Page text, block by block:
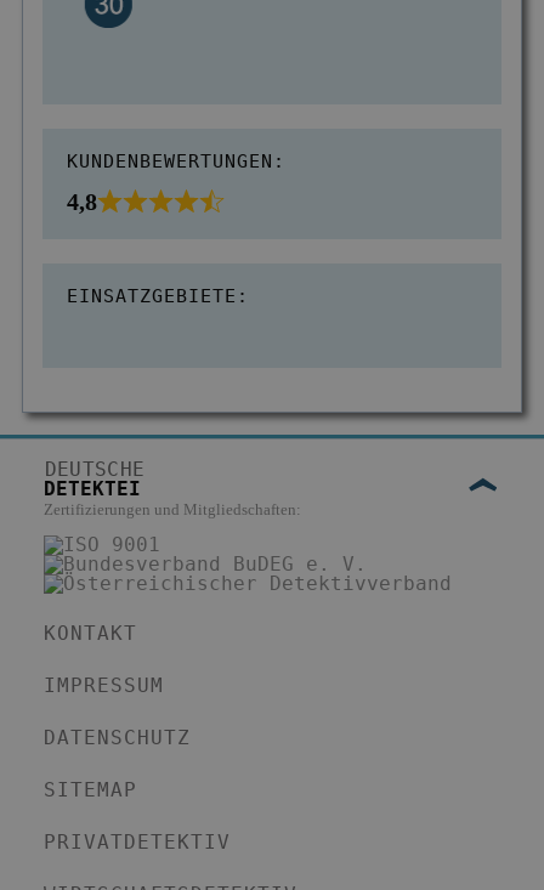
KUNDENBEWERTUNGEN:
4,8
EINSATZGEBIETE:
DEUTSCHE
DETEKTEI
Zertifizierungen und Mitgliedschaften:
KONTAKT
IMPRESSUM
DATENSCHUTZ
SITEMAP
PRIVATDETEKTIV